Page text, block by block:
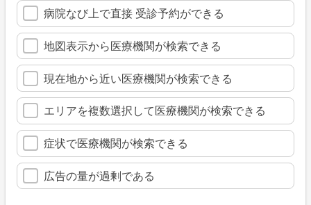
病院なび上で直接 受診予約ができる
地図表示から医療機関が検索できる
現在地から近い医療機関が検索できる
エリアを複数選択して医療機関が検索できる
症状で医療機関が検索できる
広告の量が過剰である